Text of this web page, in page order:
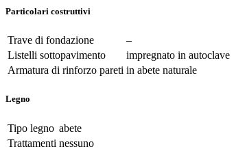
Particolari costruttivi
Trave di fondazione
–
Listelli sottopavimento
impregnato in autoclave
Armatura di rinforzo pareti in abete naturale
Legno
Tipo legno abete
Trattamenti nessuno